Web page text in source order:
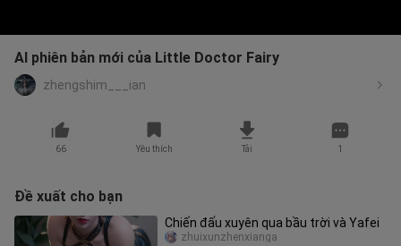
AI phiên bản mới của Little Doctor Fairy
zhengshim___ian
66 Yêu thích Tải 1
Đề xuất cho bạn
Chiến đấu xuyên qua bầu trời và Yafei
zhuixunzhenxianga